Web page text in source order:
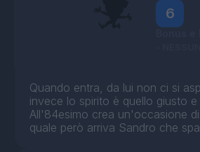
6
Quando entra, da lui non ci si
invece lo spirito è quello giusto
All'84esimo crea un'occasione
quale però arriva Sandro che